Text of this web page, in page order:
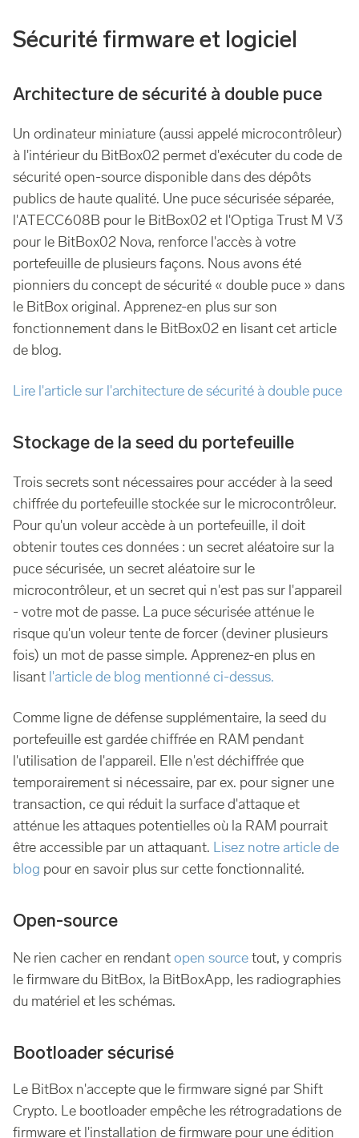
Sécurité firmware et logiciel
Architecture de sécurité à double puce
Un ordinateur miniature (aussi appelé microcontrôleur)
à l'intérieur du BitBox02 permet d'exécuter du code de
sécurité open-source disponible dans des dépôts
publics de haute qualité. Une puce sécurisée séparée,
l'ATECC608B pour le BitBox02 et l'Optiga Trust M V3
pour le BitBox02 Nova, renforce l'accès à votre
portefeuille de plusieurs façons. Nous avons été
pionniers du concept de sécurité « double puce » dans
le BitBox original. Apprenez-en plus sur son
fonctionnement dans le BitBox02 en lisant cet article
de blog.
Lire l'article sur l'architecture de sécurité à double puce
Stockage de la seed du portefeuille
Trois secrets sont nécessaires pour accéder à la seed
chiffrée du portefeuille stockée sur le microcontrôleur.
Pour qu'un voleur accède à un portefeuille, il doit
obtenir toutes ces données : un secret aléatoire sur la
puce sécurisée, un secret aléatoire sur le
microcontrôleur, et un secret qui n'est pas sur l'appareil
- votre mot de passe. La puce sécurisée atténue le
risque qu'un voleur tente de forcer (deviner plusieurs
fois) un mot de passe simple. Apprenez-en plus en
lisant l'article de blog mentionné ci-dessus.
Comme ligne de défense supplémentaire, la seed du
portefeuille est gardée chiffrée en RAM pendant
l'utilisation de l'appareil. Elle n'est déchiffrée que
temporairement si nécessaire, par ex. pour signer une
transaction, ce qui réduit la surface d'attaque et
atténue les attaques potentielles où la RAM pourrait
être accessible par un attaquant. Lisez notre article de
blog pour en savoir plus sur cette fonctionnalité.
Open-source
Ne rien cacher en rendantopen sourcetout, y compris
le firmware du BitBox, la BitBoxApp, les radiographies
du matériel et les schémas.
Bootloader sécurisé
Le BitBox n'accepte que le firmware signé par Shift
Crypto. Le bootloader empêche les rétrogradations de
firmware et l'installation de firmware pour une édition